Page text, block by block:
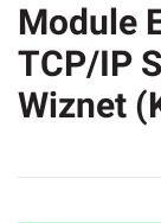
Module
TCP/IP
Wiznet